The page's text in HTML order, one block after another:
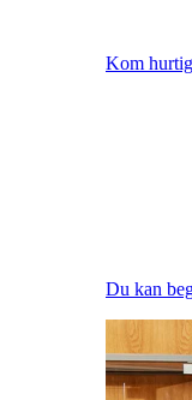
Kom
Du kan